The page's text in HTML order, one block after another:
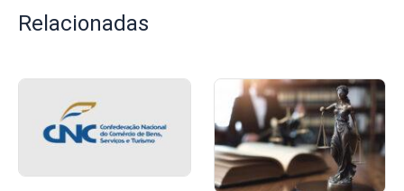
Relacionadas